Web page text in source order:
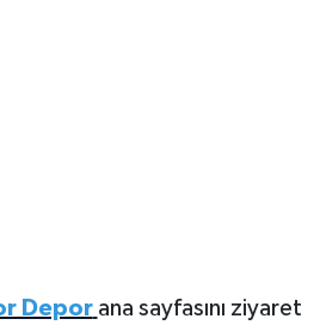
Depor ana sayfasını ziyaret